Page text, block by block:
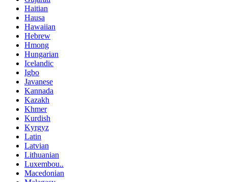
Haitian
Hausa
Hawaiian
Hebrew
Hmong
Hungarian
Icelandic
Igbo
Javanese
Kannada
Kazakh
Khmer
Kurdish
Kyrgyz
Latin
Latvian
Lithuanian
Luxembou..
Macedonian